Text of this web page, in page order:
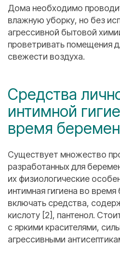
Дома необходимо
влажную уборку, но без
агрессивной бытовой
проветривать помещения
свежести воздуха.
Средства
интимной
время
Существует множество
разработанных для
их физиологические
интимная гигиена во
включать средства,
кислоту [2], пантенол.
с яркими красителями,
агрессивными